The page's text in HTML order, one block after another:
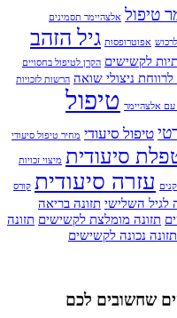
טיפול אלצהיימר תסמינים
אפוטרופסות גיל הזהב
לקשישים הקרן לטיפול בחסויים
לרווחת ניצולי שואה הרשות לזכויות
עם אלצהיימר טיפול
טיפול סיעודי מחיר טיפול סיעודי
סיעודית מיצוי זכויות
עזרה סיעודית קורס
לגיל השלישי תזונה בריאה
תזונה מומלצת לקשישים תזונה
תזונה נכונה לקשישים
שחשובים לכם